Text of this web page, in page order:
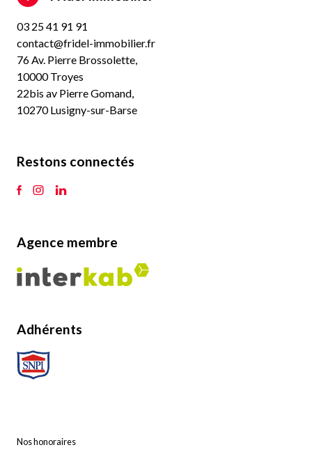
03 25 41 91 91
contact@fridel-immobilier.fr
76 Av. Pierre Brossolette,
10000 Troyes
22bis av Pierre Gomand,
10270 Lusigny-sur-Barse
Restons connectés
Agence membre
Adhérents
Nos honoraires